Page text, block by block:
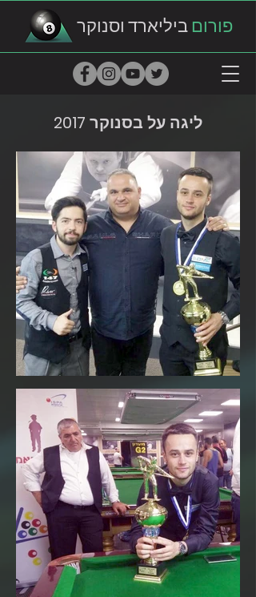
פורום ביליארד וסנוקר
ליגה על בסנוקר 2017